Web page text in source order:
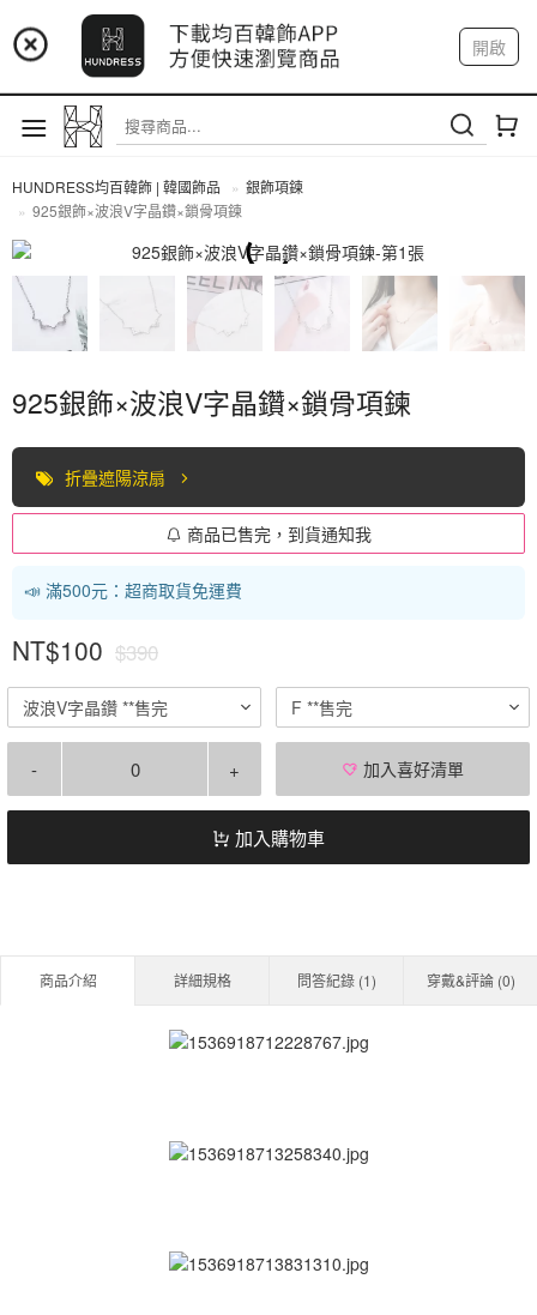
📢 市集預告：9/4-9/6 淡水捷運站
📢 市集預告：9/12-9/13 八里海巡基地
📢 市集預告：8/22-8/23 桃園青埔置地廣場
開啟
註冊 我的帳戶
HUNDRESS均百韓飾 | 韓國飾品
銀飾項鍊
925銀飾×波浪V字晶鑽×鎖骨項鍊
全部商品
925銀飾×波浪V字晶鑽×鎖骨項鍊
折疊遮陽涼扇
商品已售完，到貨通知我
📣 滿500元：超商取貨免運費
NT$100 $390
波浪V字晶鑽 **售完 F **售完
- + 加入喜好清單
加入購物車
商品介紹 詳細規格 問答紀錄 (1) 穿戴&評論 (0)